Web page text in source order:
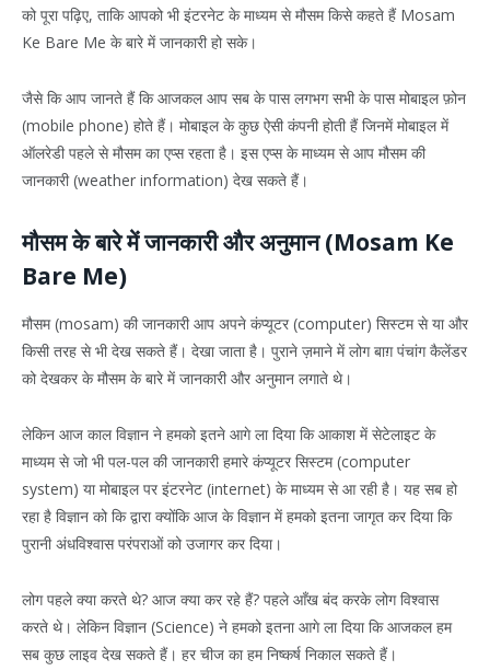
को पूरा पढ़िए, ताकि आपको भी इंटरनेट के माध्यम से मौसम किसे कहते हैं Mosam
Ke Bare Me के बारे में जानकारी हो सके।
जैसे कि आप जानते हैं कि आजकल आप सब के पास लगभग सभी के पास मोबाइल फ़ोन
(mobile phone) होते हैं। मोबाइल के कुछ ऐसी कंपनी होती हैं जिनमें मोबाइल में
ऑलरेडी पहले से मौसम का एप्स रहता है। इस एप्स के माध्यम से आप मौसम की
जानकारी (weather information) देख सकते हैं।
मौसम के बारे में जानकारी और अनुमान (Mosam Ke
Bare Me)
मौसम (mosam) की जानकारी आप अपने कंप्यूटर (computer) सिस्टम से या और
किसी तरह से भी देख सकते हैं। देखा जाता है। पुराने ज़माने में लोग बाग़ पंचांग कैलेंडर
को देखकर के मौसम के बारे में जानकारी और अनुमान लगाते थे।
लेकिन आज काल विज्ञान ने हमको इतने आगे ला दिया कि आकाश में सेटेलाइट के
माध्यम से जो भी पल-पल की जानकारी हमारे कंप्यूटर सिस्टम (computer
system) या मोबाइल पर इंटरनेट (internet) के माध्यम से आ रही है। यह सब हो
रहा है विज्ञान को कि द्वारा क्योंकि आज के विज्ञान में हमको इतना जागृत कर दिया कि
पुरानी अंधविश्वास परंपराओं को उजागर कर दिया।
लोग पहले क्या करते थे? आज क्या कर रहे हैं? पहले आँख बंद करके लोग विश्वास
करते थे। लेकिन विज्ञान (Science) ने हमको इतना आगे ला दिया कि आजकल हम
सब कुछ लाइव देख सकते हैं। हर चीज का हम निष्कर्ष निकाल सकते हैं।